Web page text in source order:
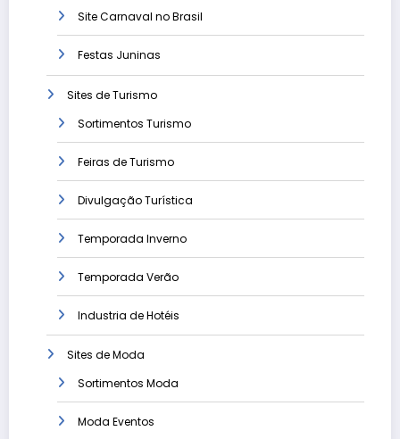
Site Carnaval no Brasil
Festas Juninas
Sites de Turismo
Sortimentos Turismo
Feiras de Turismo
Divulgação Turística
Temporada Inverno
Temporada Verão
Industria de Hotéis
Sites de Moda
Sortimentos Moda
Moda Eventos